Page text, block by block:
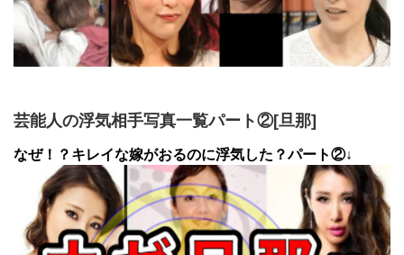
芸能人の浮気相手写真一覧パート②[旦那]
なぜ！？キレイな嫁がおるのに浮気した？パート②↓